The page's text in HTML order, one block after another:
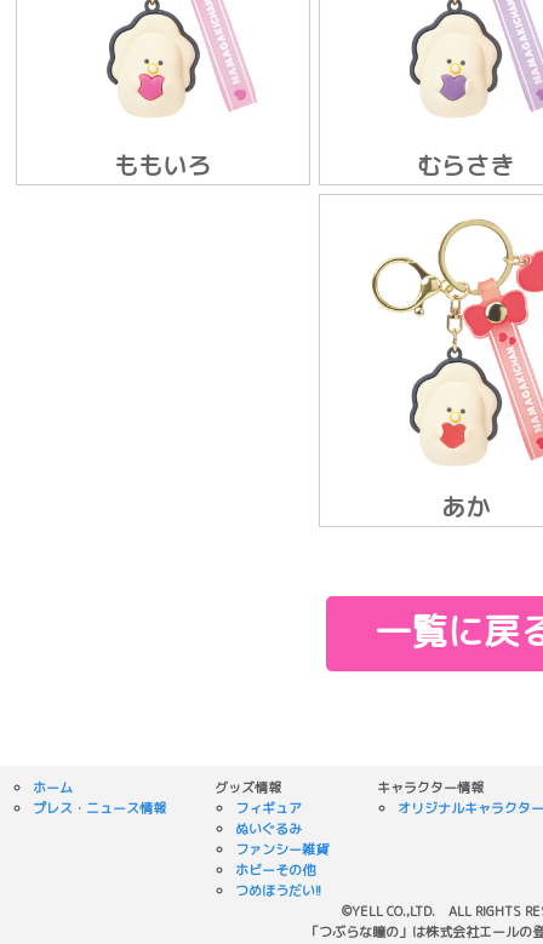
ももいろ むらさき
あか
一覧に戻
ホーム
プレス・ニュース情報
グッズ情報
フィギュア
ぬいぐるみ
ファンシー雑貨
ホビーその他
つめほうだい!!
キャラクター情報
オリジナルキャラクター
©YELL CO.,LTD. ALL RIGHTS
「つぶらな瞳の」は株式会社エールの